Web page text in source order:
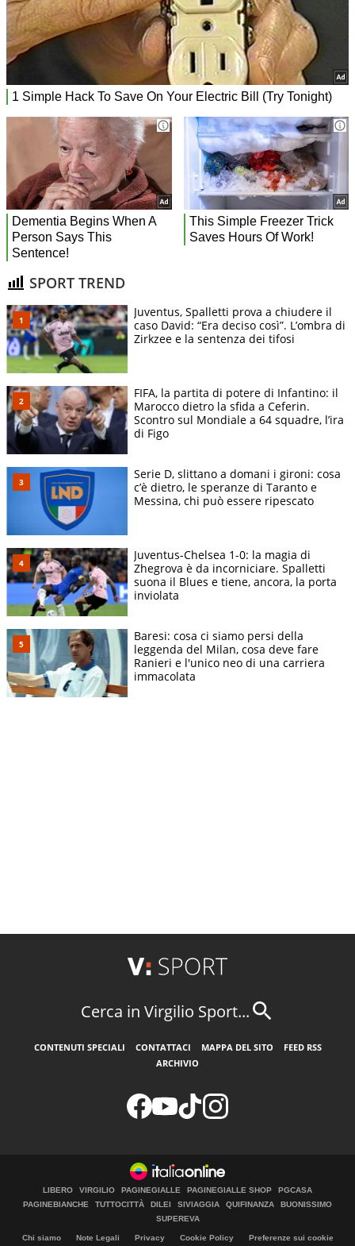
SPORT TREND
Juventus, Spalletti prova a chiudere il
caso David: “Era deciso così”. L’ombra di
Zirkzee e la sentenza dei tifosi
FIFA, la partita di potere di Infantino: il
Marocco dietro la sfida a Ceferin.
Scontro sul Mondiale a 64 squadre, l’ira
di Figo
Serie D, slittano a domani i gironi: cosa
c’è dietro, le speranze di Taranto e
Messina, chi può essere ripescato
Juventus-Chelsea 1-0: la magia di
Zhegrova è da incorniciare. Spalletti
suona il Blues e tiene, ancora, la porta
inviolata
Baresi: cosa ci siamo persi della
leggenda del Milan, cosa deve fare
Ranieri e l'unico neo di una carriera
immacolata
Cerca in Virgilio Sport...
CONTENUTI SPECIALI CONTATTACI MAPPA DEL SITO
FEED RSS
ARCHIVIO
LIBERO VIRGILIO PAGINEGIALLE PAGINEGIALLE SHOP
PGCASA
PAGINEBIANCHE
TUTTOCITTÀ DILEI SIVIAGGIA QUIFINANZA
BUONISSIMO
SUPEREVA
Chi siamo Note Legali Privacy Cookie Policy Preferenze sui cookie